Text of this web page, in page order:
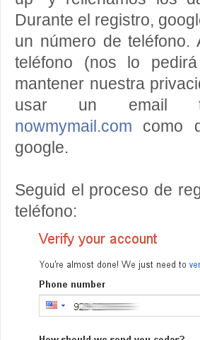
Durante el registro,
un número de
teléfono (nos lo
mantener nuestra
usar un email
nowmymail.com como
google.
Seguid el proceso de
teléfono: